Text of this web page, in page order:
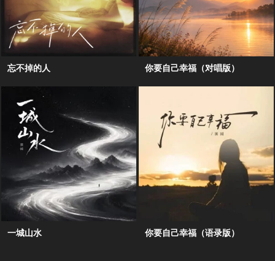
忘不掉的人 你要自己幸福（对唱版）
一城山水 你要自己幸福（语录版）